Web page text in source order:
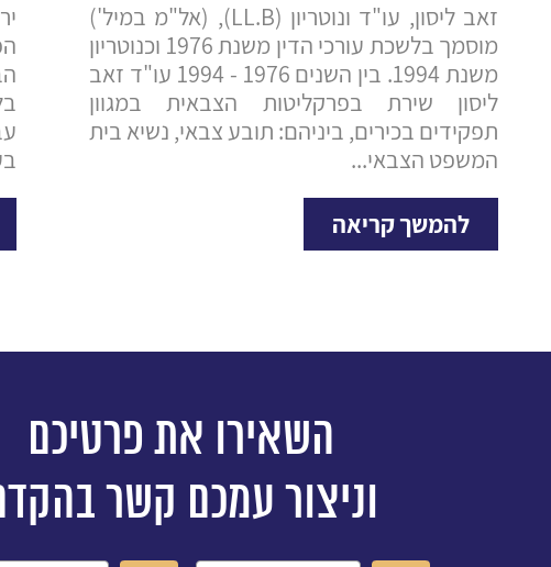
זאב ליסון, עו"ד ונוטריון (LL.B), (אל"מ במיל')
מוסמך בלשכת עורכי הדין משנת 1976 וכנוטריון
משנת 1994. בין השנים 1976 - 1994 עו"ד זאב
ליסון שירת בפרקליטות הצבאית במגוון
תפקידים בכירים, ביניהם: תובע צבאי, נשיא בית
המשפט הצבאי...
להמשך קריאה
השאירו את פרטיכם
וניצור עמכם קשר